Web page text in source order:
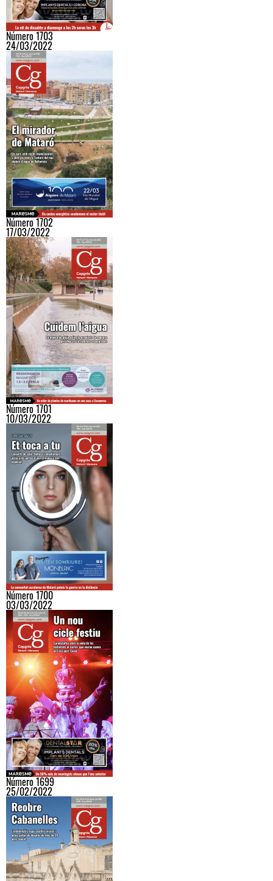
Número 1703
24/03/2022
Número 1702
17/03/2022
Número 1701
10/03/2022
Número 1700
03/03/2022
Número 1699
25/02/2022